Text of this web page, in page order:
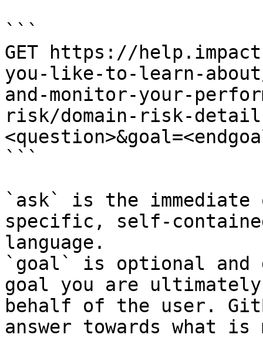
```
GET https://
you-like-to-learn-
and-monitor-your-
risk/domain-risk-
```
`ask` is the
specific, self-
language.
`goal` is optional and
goal you are
behalf of the user.
answer towards what